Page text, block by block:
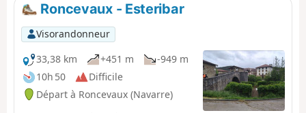
Roncevaux - Esteribar
Visorandonneur
33,38 km
+451 m
-949 m
10h 50
Difficile
Départ à Roncevaux (Navarre)